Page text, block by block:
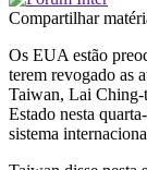
Compartilhar
Os EUA estão
terem revogado as
Taiwan, Lai Ching-
Estado nesta
sistema